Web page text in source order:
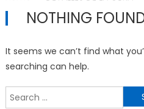
NOTHING
It seems we can’t find what
searching can help.